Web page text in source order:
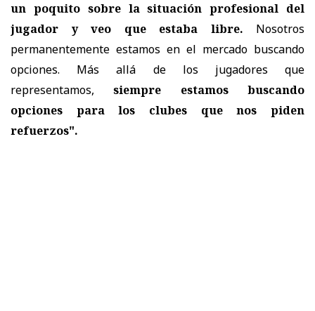
un poquito sobre la situación profesional del
jugador y veo que estaba libre. Nosotros
permanentemente estamos en el mercado buscando
opciones. Más allá de los jugadores que
representamos,siempre estamos buscando
opciones para los clubes que nos piden
refuerzos".